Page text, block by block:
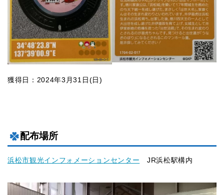
獲得日：2024年3月31日(日)
配布場所
浜松市観光インフォメーションセンター JR浜松駅構内